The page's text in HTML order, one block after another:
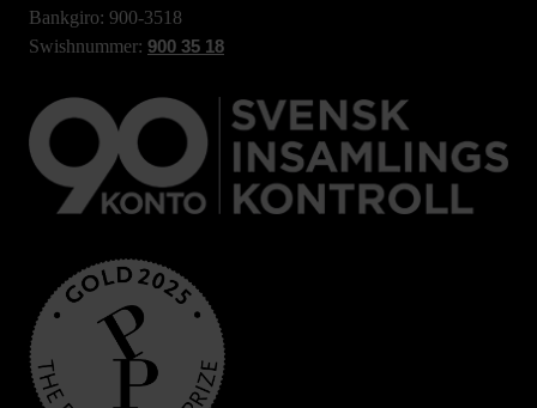
Bankgiro: 900-3518
Swishnummer: 900 35 18